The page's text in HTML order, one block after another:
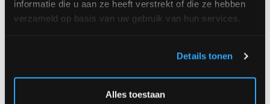
informatie die u aan ze heeft verstrekt of die ze hebben
verzameld op basis van uw gebruik van hun services.
Details tonen
Alles toestaan